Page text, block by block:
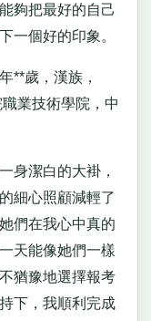
夠把最好的自己
一個好的印象。
歲，漢族，
業技術學院，中
潔白的大褂，
細心照顧減輕了
們在我心中真的
天能像她們一樣
猶豫地選擇報考
下，我順利完成